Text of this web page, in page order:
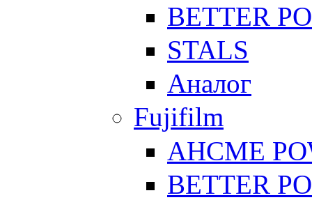
BETTER
STALS
Аналог
Fujifilm
AHCME
BETTER